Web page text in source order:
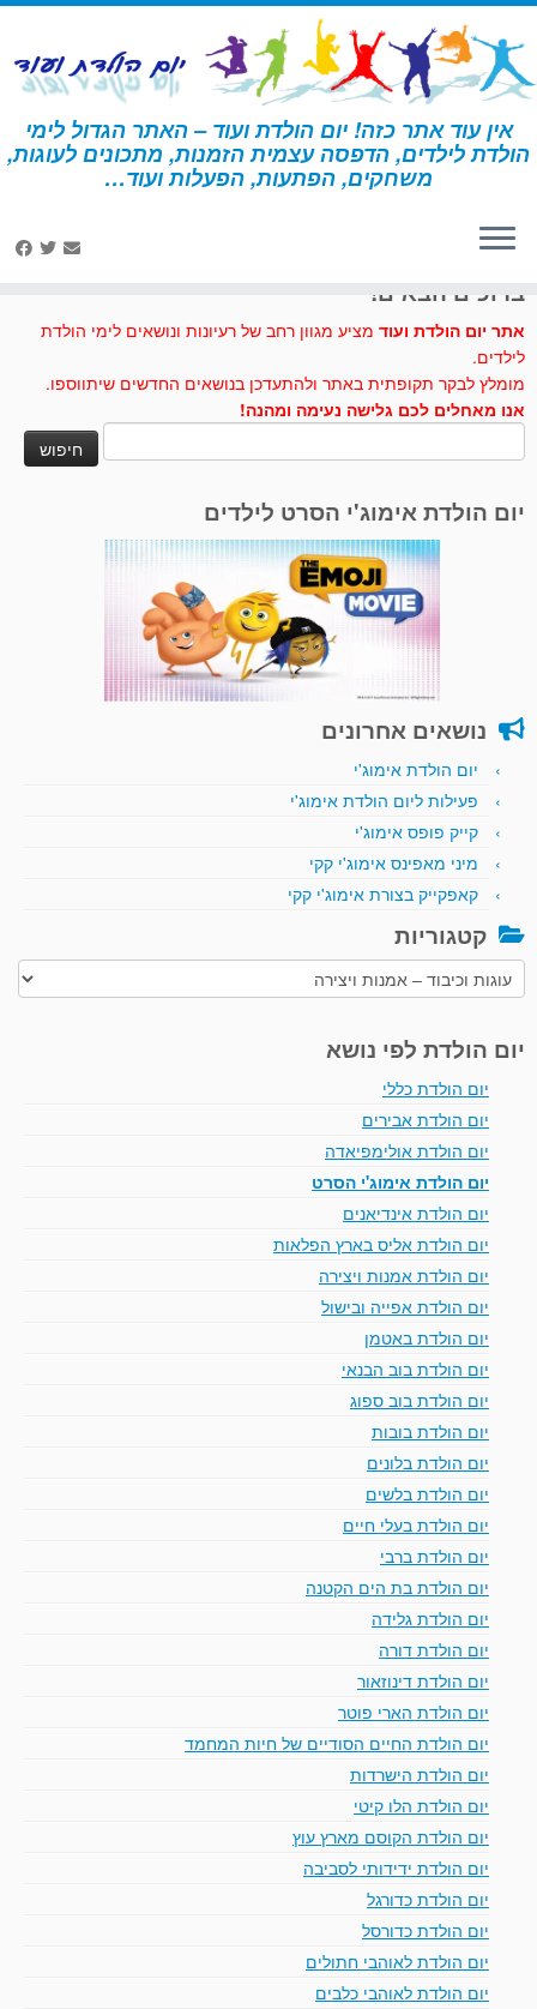
דלג
לתוכן
אין עוד אתר כזה! יום הולדת ועוד – האתר הגדול לימי
הולדת לילדים, הדפסה עצמית הזמנות, מתכונים לעוגות,
משחקים, הפתעות, הפעלות ועוד… דף הבית » אמנות ויצירה » עוגות וכיבוד – אמנות ויצירה
ברוכים הבאים!
אתר יום הולדת ועוד מציע מגוון רחב של רעיונות ונושאים לימי הולדת
לילדים.
מומלץ לבקר תקופתית באתר ולהתעדכן בנושאים החדשים שיתווספו.
אנו מאחלים לכם גלישה נעימה ומהנה!
יום הולדת אימוג'י הסרט לילדים
נושאים אחרונים
יום הולדת אימוג'י
פעילות ליום הולדת אימוג'י
קייק פופס אימוג'י
מיני מאפינס אימוג'י קקי
קאפקייק בצורת אימוג'י קקי
קטגוריות
קטגוריות
יום הולדת לפי נושא
יום הולדת כללי
יום הולדת אבירים
יום הולדת אולימפיאדה
יום הולדת אימוג'י הסרט
יום הולדת אינדיאנים
יום הולדת אליס בארץ הפלאות
יום הולדת אמנות ויצירה
יום הולדת אפייה ובישול
יום הולדת באטמן
יום הולדת בוב הבנאי
יום הולדת בוב ספוג
יום הולדת בובות
יום הולדת בלונים
יום הולדת בלשים
יום הולדת בעלי חיים
יום הולדת ברבי
יום הולדת בת הים הקטנה
יום הולדת גלידה
יום הולדת דורה
יום הולדת דינוזאור
יום הולדת הארי פוטר
יום הולדת החיים הסודיים של חיות המחמד
יום הולדת הישרדות
יום הולדת הלו קיטי
יום הולדת הקוסם מארץ עוץ
יום הולדת ידידותי לסביבה
יום הולדת כדורגל
יום הולדת כדורסל
יום הולדת לאוהבי חתולים
יום הולדת לאוהבי כלבים